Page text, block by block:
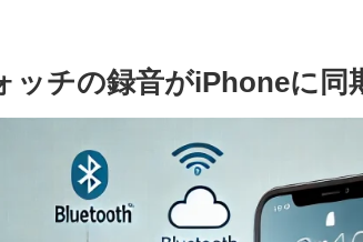
ッチの録音がiPhoneに同